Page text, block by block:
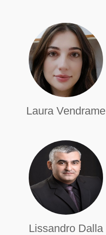
Laura Vendrame
Lissandro Dalla